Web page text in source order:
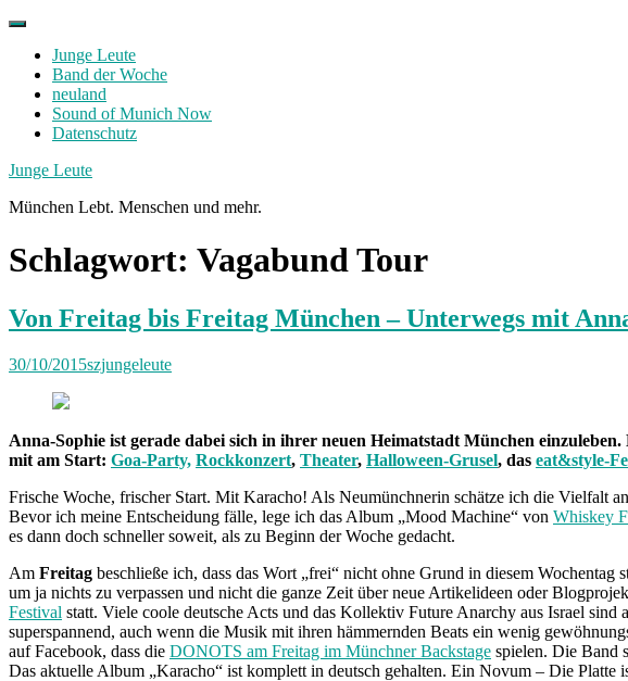
Skip
contentJunge Leute
Band der Woche
neuland
Sound of Munich Now
Datenschutz
Facebook
Twitter
Instagram
Junge Leute
München Lebt. Menschen und mehr.
Schlagwort: Vagabund Tour
Von Freitag bis Freitag München – Unterwegs mit
30/10/2015szjungeleute
Anna-Sophie ist gerade dabei sich in ihrer neuen Heimatstadt München
mit am Start: Goa-Party, Rockkonzert, Theater, Halloween-Grusel, das eat&style-
Frische Woche, frischer Start. Mit Karacho! Als Neumünchnerin schätze ich die Vielfalt
Bevor ich meine Entscheidung fälle, lege ich das Album „Mood Machine“ von Whiskey
es dann doch schneller soweit, als zu Beginn der Woche gedacht.
Am Freitag beschließe ich, dass das Wort „frei“ nicht ohne Grund in diesem
um ja nichts zu verpassen und nicht die ganze Zeit über neue Artikelideen oder
Festival statt. Viele coole deutsche Acts und das Kollektiv Future Anarchy aus Israel
superspannend, auch wenn die Musik mit ihren hämmernden Beats ein wenig
auf Facebook, dass die DONOTS am Freitag im Münchner Backstage spielen. Die Band
Das aktuelle Album „Karacho“ ist komplett in deutsch gehalten. Ein Novum – Die